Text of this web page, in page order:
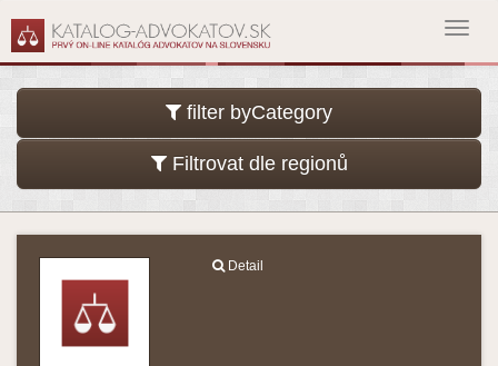
filter byCategory
Filtrovat dle regionů
Detail